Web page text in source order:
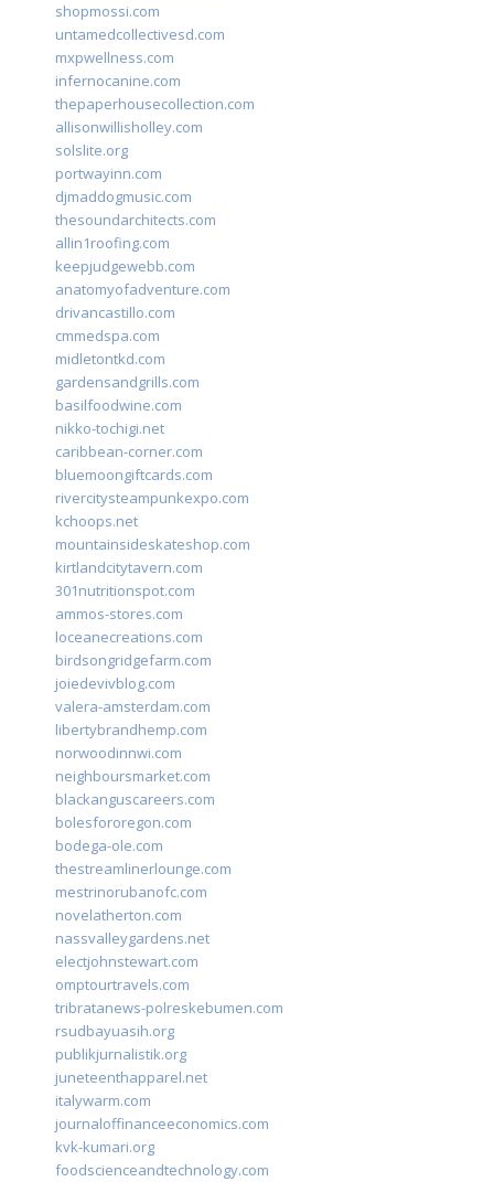
shopmossi.com
untamedcollectivesd.com
mxpwellness.com
infernocanine.com
thepaperhousecollection.com
allisonwillisholley.com
solslite.org
portwayinn.com
djmaddogmusic.com
thesoundarchitects.com
allin1roofing.com
keepjudgewebb.com
anatomyofadventure.com
drivancastillo.com
cmmedspa.com
midletontkd.com
gardensandgrills.com
basilfoodwine.com
nikko-tochigi.net
caribbean-corner.com
bluemoongiftcards.com
rivercitysteampunkexpo.com
kchoops.net
mountainsideskateshop.com
kirtlandcitytavern.com
301nutritionspot.com
ammos-stores.com
loceanecreations.com
birdsongridgefarm.com
joiedevivblog.com
valera-amsterdam.com
libertybrandhemp.com
norwoodinnwi.com
neighboursmarket.com
blackanguscareers.com
bolesfororegon.com
bodega-ole.com
thestreamlinerlounge.com
mestrinorubanofc.com
novelatherton.com
nassvalleygardens.net
electjohnstewart.com
omptourtravels.com
tribratanews-polreskebumen.com
rsudbayuasih.org
publikjurnalistik.org
juneteenthapparel.net
italywarm.com
journaloffinanceeconomics.com
kvk-kumari.org
foodscienceandtechnology.com